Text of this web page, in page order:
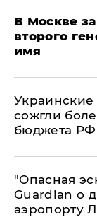
В Москве
второго
имя
сожгли
бюджета РФ
"Опасная
Guardian о
аэропорту